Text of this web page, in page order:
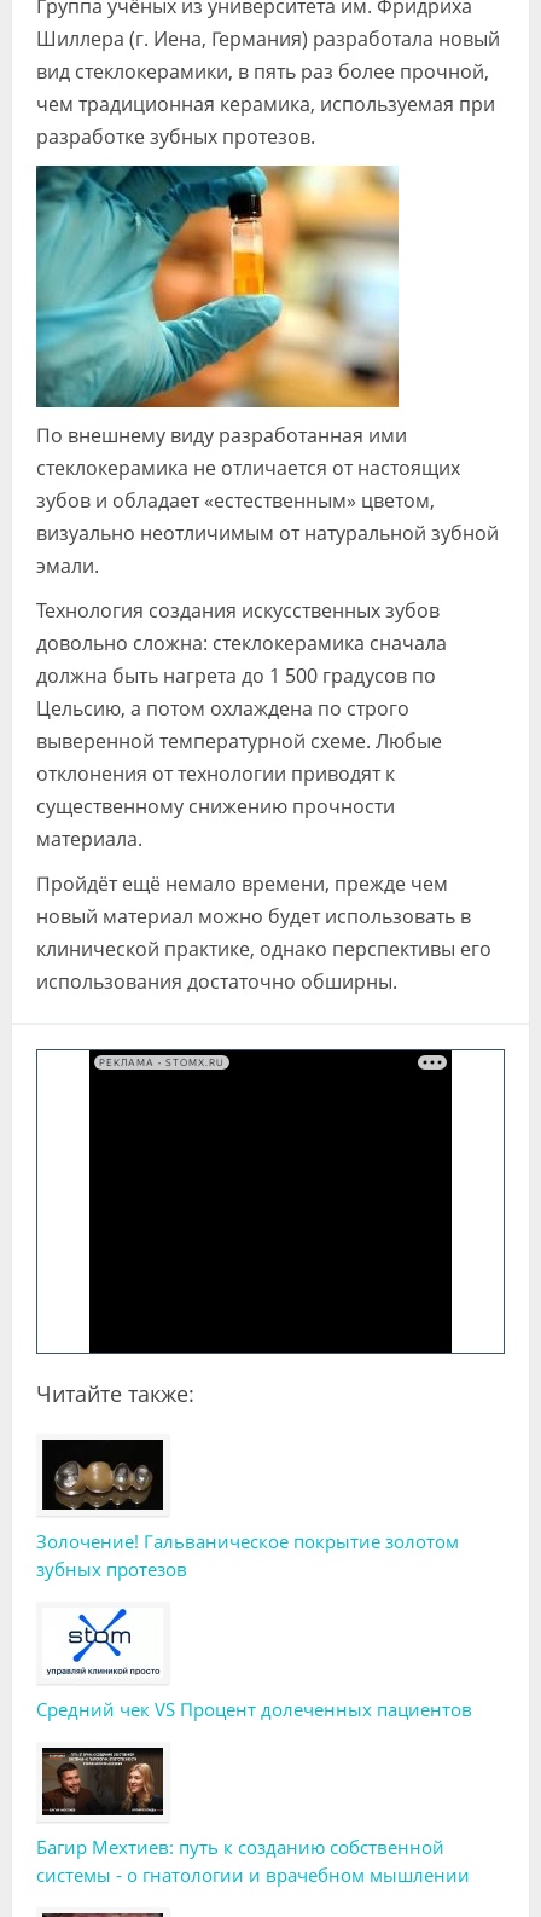
Видео
Форум
Клиники
Специалисты
Галерея
Лаборатории
Группа учёных из университета им. Фридриха
Шиллера (г. Иена, Германия) разработала новый
вид стеклокерамики, в пять раз более прочной,
чем традиционная керамика, используемая при
разработке зубных протезов.
По внешнему виду разработанная ими
стеклокерамика не отличается от настоящих
зубов и обладает «естественным» цветом,
визуально неотличимым от натуральной зубной
эмали.
Технология создания искусственных зубов
довольно сложна: стеклокерамика сначала
должна быть нагрета до 1 500 градусов по
Цельсию, а потом охлаждена по строго
выверенной температурной схеме. Любые
отклонения от технологии приводят к
существенному снижению прочности
материала.
Пройдёт ещё немало времени, прежде чем
новый материал можно будет использовать в
клинической практике, однако перспективы его
использования достаточно обширны.
РЕКЛАМА • STOMX.RU
Читайте также:
Золочение! Гальваническое покрытие золотом
зубных протезов
Средний чек VS Процент долеченных пациентов
Багир Мехтиев: путь к созданию собственной
системы - о гнатологии и врачебном мышлении